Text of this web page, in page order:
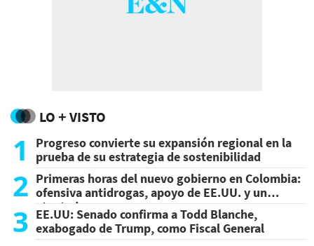
LO + VISTO
1
Progreso convierte su expansión regional en la
prueba de su estrategia de sostenibilidad
2 Primeras horas del nuevo gobierno en Colombia:
ofensiva antidrogas, apoyo de EE.UU. y un
atentado
3 EE.UU: Senado confirma a Todd Blanche,
exabogado de Trump, como Fiscal General